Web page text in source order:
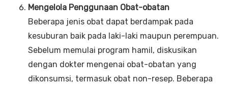
Mengelola Penggunaan Obat-obatan
Beberapa jenis obat dapat berdampak pada
kesuburan baik pada laki-laki maupun perempuan.
Sebelum memulai program hamil, diskusikan
dengan dokter mengenai obat-obatan yang
dikonsumsi, termasuk obat non-resep. Beberapa